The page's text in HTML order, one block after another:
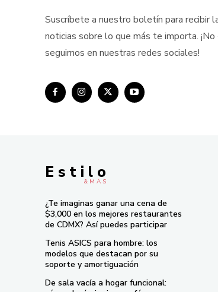
Suscríbete a nuestro boletín para recibir
noticias sobre lo que más te importa.
seguirnos en nuestras redes sociales!
E s t i l o
& M À S
¿Te imaginas ganar una cena de
$3,000 en los mejores restaurantes
de CDMX? Así puedes participar
Tenis ASICS para hombre: los
modelos que destacan por su
soporte y amortiguación
De sala vacía a hogar funcional: